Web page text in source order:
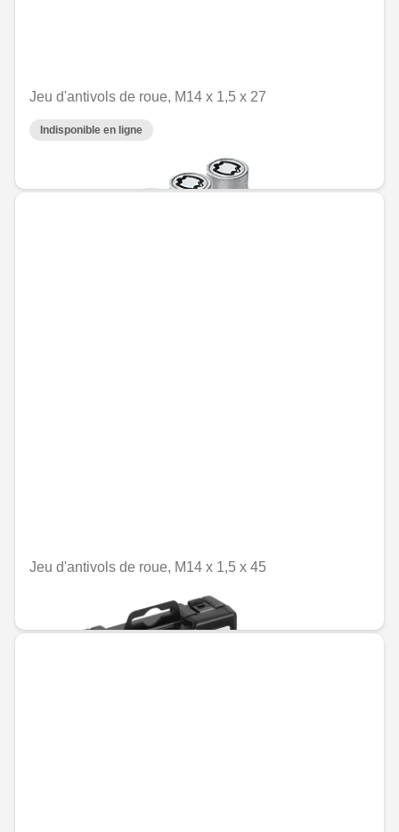
Jeu d'antivols de roue, M14 x 1,5 x 27
Indisponible en ligne
Jeu d'antivols de roue, M14 x 1,5 x 45